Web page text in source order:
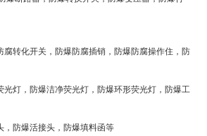
转化开关，防爆防腐插销，防爆防腐操作住，防
灯，防爆洁净荧光灯，防爆环形荧光灯，防爆工
，防爆活接头，防爆填料函等